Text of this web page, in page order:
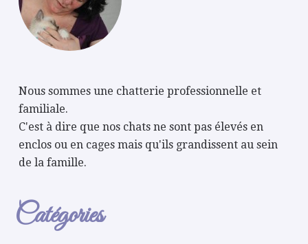
Nous sommes une chatterie professionnelle et
familiale.
C'est à dire que nos chats ne sont pas élevés en
enclos ou en cages mais qu'ils grandissent au sein
de la famille.
Catégories